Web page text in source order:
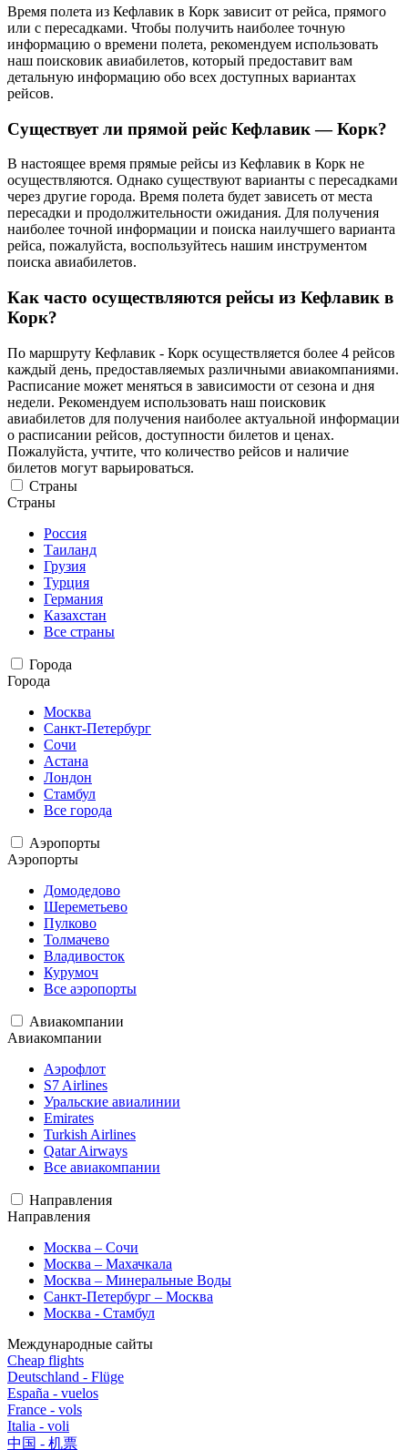
Время полета из Кефлавик в Корк зависит от рейса, прямого
или с пересадками. Чтобы получить наиболее точную
информацию о времени полета, рекомендуем использовать
наш поисковик авиабилетов, который предоставит вам
детальную информацию обо всех доступных вариантах
рейсов.
Существует ли прямой рейс Кефлавик — Корк?
В настоящее время прямые рейсы из Кефлавик в Корк не
осуществляются. Однако существуют варианты с пересадками
через другие города. Время полета будет зависеть от места
пересадки и продолжительности ожидания. Для получения
наиболее точной информации и поиска наилучшего варианта
рейса, пожалуйста, воспользуйтесь нашим инструментом
поиска авиабилетов.
Как часто осуществляются рейсы из Кефлавик в
Корк?
По маршруту Кефлавик - Корк осуществляется более 4 рейсов
каждый день, предоставляемых различными авиакомпаниями.
Расписание может меняться в зависимости от сезона и дня
недели. Рекомендуем использовать наш поисковик
авиабилетов для получения наиболее актуальной информации
о расписании рейсов, доступности билетов и ценах.
Пожалуйста, учтите, что количество рейсов и наличие
билетов могут варьироваться.
Страны
Страны
Россия
Таиланд
Грузия
Турция
Германия
Казахстан
Все страны
Города
Города
Москва
Санкт-Петербург
Сочи
Астана
Лондон
Стамбул
Все города
Аэропорты
Аэропорты
Домодедово
Шереметьево
Пулково
Толмачево
Владивосток
Курумоч
Все аэропорты
Авиакомпании
Авиакомпании
Аэрофлот
S7 Airlines
Уральские авиалинии
Emirates
Turkish Airlines
Qatar Airways
Все авиакомпании
Направления
Направления
Москва – Сочи
Москва – Махачкала
Москва – Минеральные Воды
Санкт-Петербург – Москва
Москва - Стамбул
Международные сайты
Cheap flights
Deutschland - Flüge
España - vuelos
France - vols
Italia - voli
中国 - 机票